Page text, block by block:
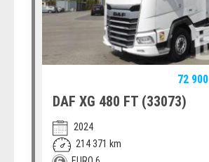
72 900
DAF XG 480 FT (33073)
2024
214 371 km